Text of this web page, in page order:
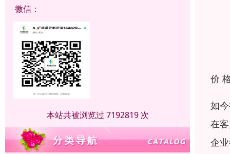
微信：
本站共被浏览过 7192819 次
价
如
在
企